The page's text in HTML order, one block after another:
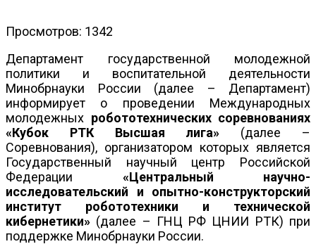
Просмотров: 1342
Департамент государственной молодежной
политики и воспитательной деятельности
Минобрнауки России (далее – Департамент)
информирует о проведении Международных
молодежных робототехнических соревнованиях
«Кубок РТК Высшая лига» (далее –
Соревнования), организатором которых является
Государственный научный центр Российской
Федерации «Центральный научно-
исследовательский и опытно-конструкторский
институт робототехники и технической
кибернетики» (далее – ГНЦ РФ ЦНИИ РТК) при
поддержке Минобрнауки России.